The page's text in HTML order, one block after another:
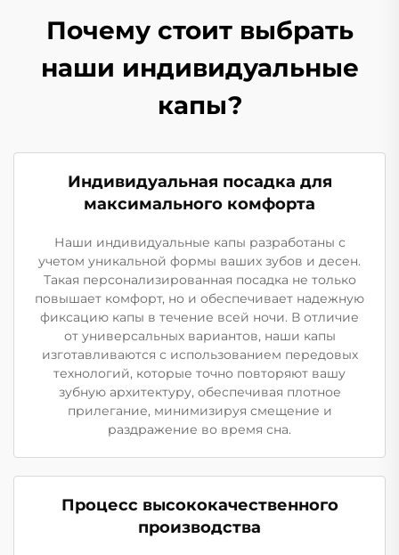
Почему стоит выбрать
наши индивидуальные
капы?
Индивидуальная посадка для
максимального комфорта
Наши индивидуальные капы разработаны с
учетом уникальной формы ваших зубов и десен.
Такая персонализированная посадка не только
повышает комфорт, но и обеспечивает надежную
фиксацию капы в течение всей ночи. В отличие
от универсальных вариантов, наши капы
изготавливаются с использованием передовых
технологий, которые точно повторяют вашу
зубную архитектуру, обеспечивая плотное
прилегание, минимизируя смещение и
раздражение во время сна.
Процесс высококачественного
производства